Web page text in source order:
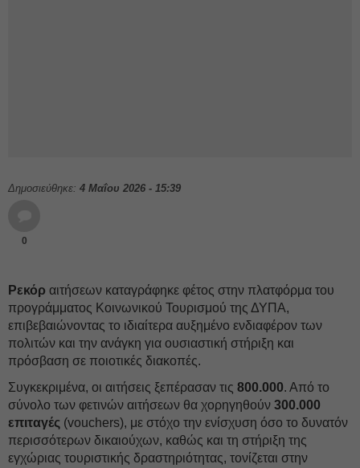
Δημοσιεύθηκε: 4 Μαΐου 2026 - 15:39
0
Ρεκόρ αιτήσεων καταγράφηκε φέτος στην πλατφόρμα του
προγράμματος Κοινωνικού Τουρισμού της ΔΥΠΑ,
επιβεβαιώνοντας το ιδιαίτερα αυξημένο ενδιαφέρον των
πολιτών και την ανάγκη για ουσιαστική στήριξη και
πρόσβαση σε ποιοτικές διακοπές.
Συγκεκριμένα, οι αιτήσεις ξεπέρασαν τις 800.000. Από το
σύνολο των φετινών αιτήσεων θα χορηγηθούν 300.000
επιταγές (vouchers), με στόχο την ενίσχυση όσο το δυνατόν
περισσότερων δικαιούχων, καθώς και τη στήριξη της
εγχώριας τουριστικής δραστηριότητας, τονίζεται στην